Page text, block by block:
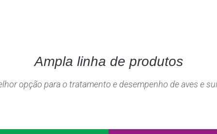
Ampla linha de produtos
opção para o tratamento e desempenho de aves e